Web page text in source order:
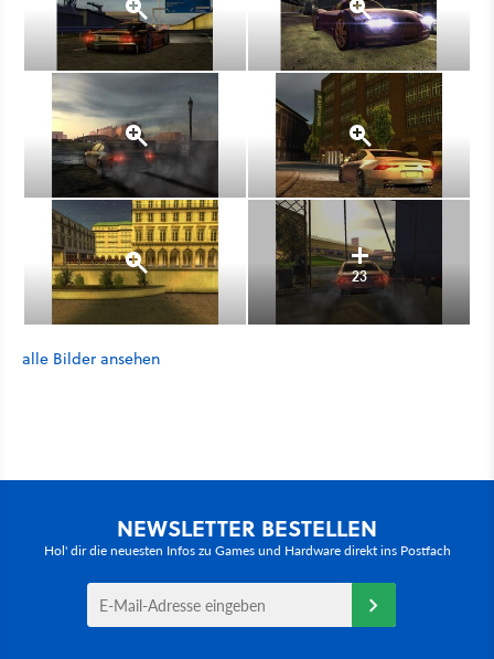
23
alle Bilder ansehen
NEWSLETTER BESTELLEN
Hol' dir die neuesten Infos zu Games und Hardware direkt ins Postfach